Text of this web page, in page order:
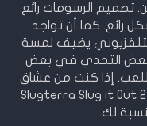
تصميم الرسومات رائع
رائع. كما أن تواجد
يضيف لمسة
بعض التحدي في بعض
اللعب. إذا كنت من عشاق
سلاجتيرا أو محبي ألعاب الألغاز، فإن Slugterra Slug it Out 2
لك.